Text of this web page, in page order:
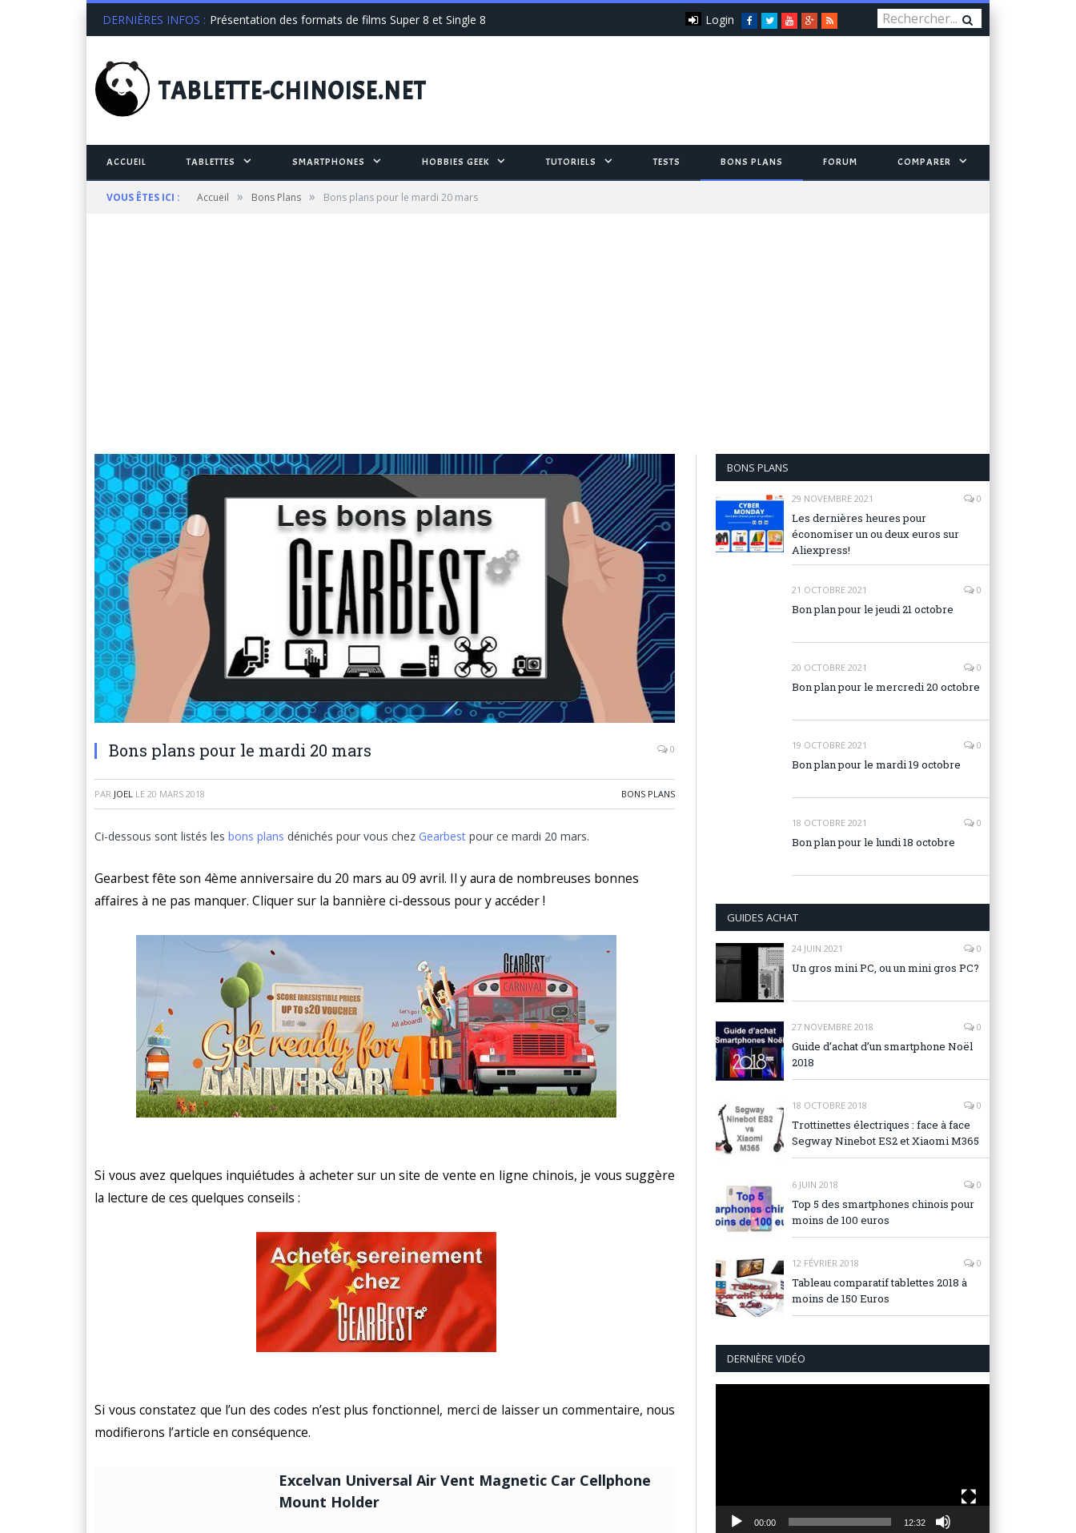
DERNIÈRES INFOS : Présentation des formats de films Super 8 et Single 8 Facebook
TwitterYou
Tube
Google+
RSS
Login
TABLETTE-CHINOISE.NET
ACCUEIL TABLETTES SMARTPHONES HOBBIES GEEK TUTORIELS TESTS BONS PLANS FORUM COMPARER
VOUS ÊTES ICI : Accueil » Bons Plans » Bons plans pour le mardi 20 mars
Bons plans pour le mardi 20 mars 0
PAR JOEL LE 20 MARS 2018 BONS PLANS
Ci-dessous sont listés les bons plans dénichés pour vous chez Gearbest pour ce mardi 20 mars.
Gearbest fête son 4ème anniversaire du 20 mars au 09 avril. Il y aura de nombreuses bonnes
affaires à ne pas manquer. Cliquer sur la bannière ci-dessous pour y accéder !
Si vous avez quelques inquiétudes à acheter sur un site de vente en ligne chinois, je vous suggère
la lecture de ces quelques conseils :
Si vous constatez que l’un des codes n’est plus fonctionnel, merci de laisser un commentaire, nous
modifierons l’article en conséquence.
Excelvan Universal Air Vent Magnetic Car Cellphone
Mount Holder
BONS PLANS
29 NOVEMBRE 2021 0
Les dernières heures pour
économiser un ou deux euros sur
Aliexpress!
21 OCTOBRE 2021 0
Bon plan pour le jeudi 21 octobre
20 OCTOBRE 2021 0
Bon plan pour le mercredi 20 octobre
19 OCTOBRE 2021 0
Bon plan pour le mardi 19 octobre
18 OCTOBRE 2021 0
Bon plan pour le lundi 18 octobre
GUIDES ACHAT
24 JUIN 2021 0
Un gros mini PC, ou un mini gros PC?
27 NOVEMBRE 2018 0
Guide d’achat d’un smartphone Noël
2018
18 OCTOBRE 2018 0
Trottinettes électriques : face à face
Segway Ninebot ES2 et Xiaomi M365
6 JUIN 2018 0
Top 5 des smartphones chinois pour
moins de 100 euros
12 FÉVRIER 2018 0
Tableau comparatif tablettes 2018 à
moins de 150 Euros
DERNIÈRE VIDÉO
00:00 12:32